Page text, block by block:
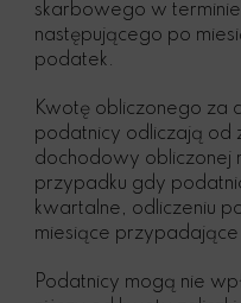
skarbowego w
następującego po
podatek.
Kwotę obliczonego za
podatnicy odliczają od
dochodowy obliczonej
przypadku gdy
kwartalne, odliczeniu
miesiące przypadające
Podatnicy mogą nie